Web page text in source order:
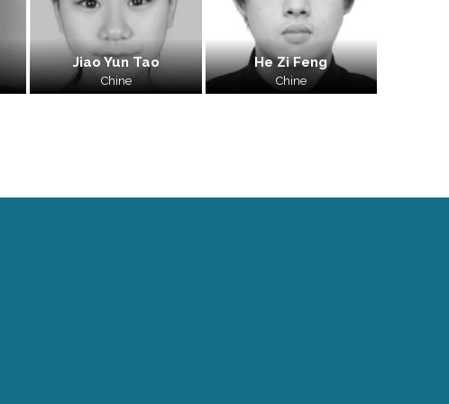
Jiao Yun Tao
Chine
He Zi Feng
Chine